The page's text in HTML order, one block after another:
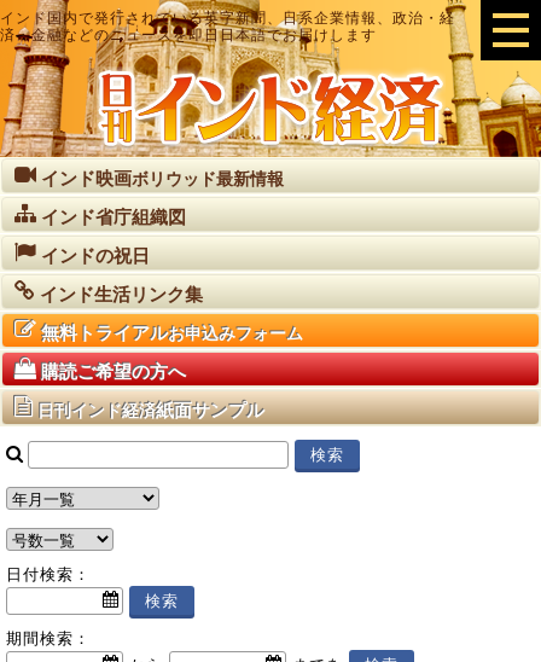
インド国内で発行されている英字新聞、日系企業情報、政治・経
済・金融などのニュースを即日日本語でお届けします
インド映画ボリウッド最新情報
インド省庁組織図
インドの祝日
インド生活リンク集
無料トライアルお申込みフォーム
購読ご希望の方へ
日刊インド経済紙面サンプル
日付検索：
期間検索：